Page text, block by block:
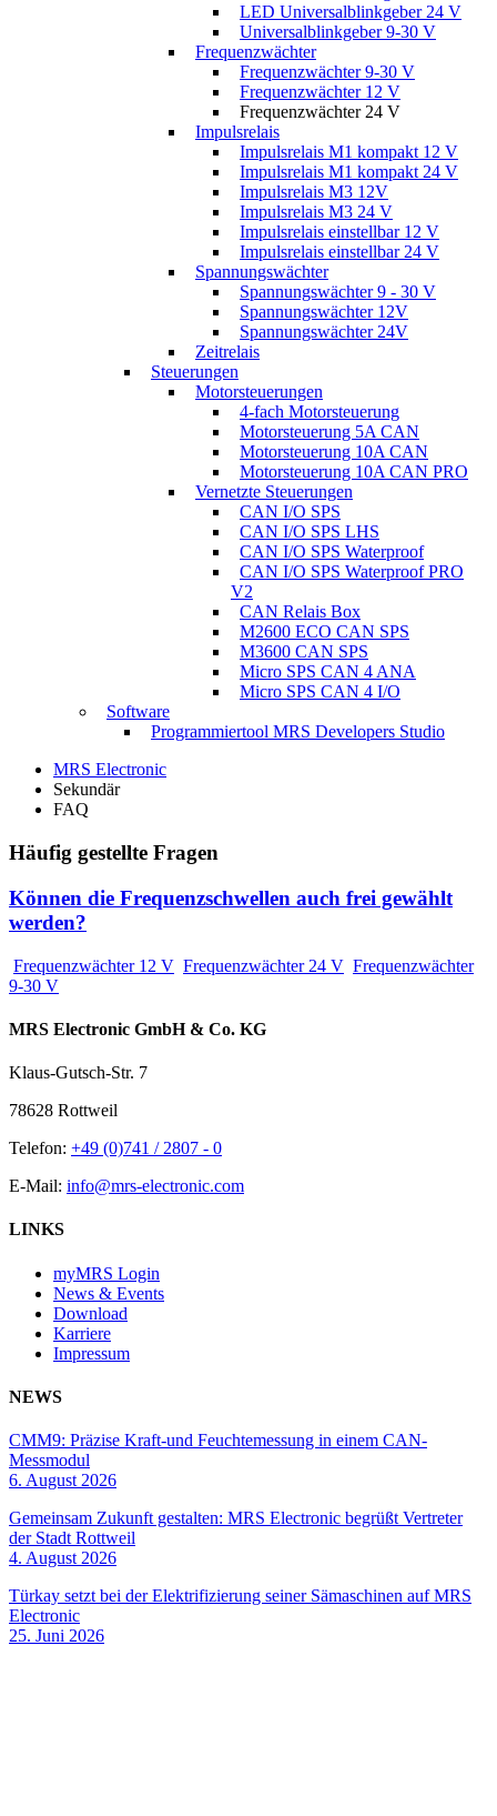
LED Universalblinkgeber 24 V
Universalblinkgeber 9-30 V
Frequenzwächter
Frequenzwächter 9-30 V
Frequenzwächter 12 V
Frequenzwächter 24 V
Impulsrelais
Impulsrelais M1 kompakt 12 V
Impulsrelais M1 kompakt 24 V
Impulsrelais M3 12V
Impulsrelais M3 24 V
Impulsrelais einstellbar 12 V
Impulsrelais einstellbar 24 V
Spannungswächter
Spannungswächter 9 - 30 V
Spannungswächter 12V
Spannungswächter 24V
Zeitrelais
Steuerungen
Motorsteuerungen
4-fach Motorsteuerung
Motorsteuerung 5A CAN
Motorsteuerung 10A CAN
Motorsteuerung 10A CAN PRO
Vernetzte Steuerungen
CAN I/O SPS
CAN I/O SPS LHS
CAN I/O SPS Waterproof
CAN I/O SPS Waterproof PRO
V2
CAN Relais Box
M2600 ECO CAN SPS
M3600 CAN SPS
Micro SPS CAN 4 ANA
Micro SPS CAN 4 I/O
Software
Programmiertool MRS Developers Studio
MRS Electronic
Sekundär
FAQ
Häufig gestellte Fragen
Können die Frequenzschwellen auch frei gewählt
werden?
Frequenzwächter 12 V Frequenzwächter 24 V Frequenzwächter
9-30 V
MRS Electronic GmbH & Co. KG
Klaus-Gutsch-Str. 7
78628 Rottweil
Telefon: +49 (0)741 / 2807 - 0
E-Mail: info@mrs-electronic.com
LINKS
myMRS Login
News & Events
Download
Karriere
Impressum
NEWS
CMM9: Präzise Kraft-und Feuchtemessung in einem CAN-
Messmodul
6. August 2026
Gemeinsam Zukunft gestalten: MRS Electronic begrüßt Vertreter
der Stadt Rottweil
4. August 2026
Türkay setzt bei der Elektrifizierung seiner Sämaschinen auf MRS
Electronic
25. Juni 2026